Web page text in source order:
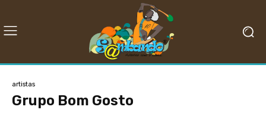
artistas
Grupo Bom Gosto